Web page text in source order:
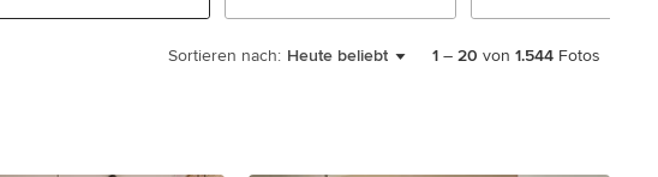
Sortieren nach: Heute beliebt 1 – 20 von 1.544 Fotos